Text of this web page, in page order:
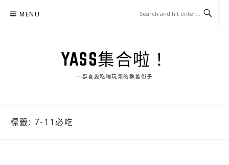
MENU
YASS集合啦！
一群喜愛吃喝玩樂的執著份子
標籤: 7-11必吃